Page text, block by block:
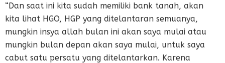
“Dan saat ini kita sudah memiliki bank tanah, akan
kita lihat HGO, HGP yang ditelantaran semuanya,
mungkin insya allah bulan ini akan saya mulai atau
mungkin bulan depan akan saya mulai, untuk saya
cabut satu persatu yang ditelantarkan. Karena